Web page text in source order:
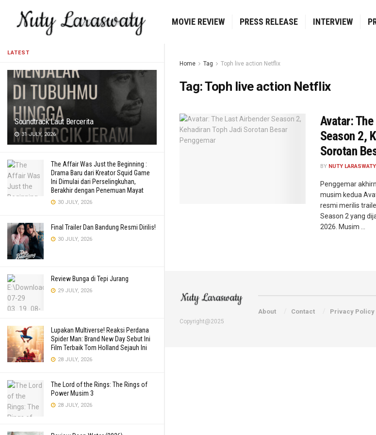
LATEST
Soundtrack Laut Bercerita
31 JULY, 2026
The Affair Was Just the Beginning :
Drama Baru dari Kreator Squid Game
Ini Dimulai dari Perselingkuhan,
Berakhir dengan Penemuan Mayat
30 JULY, 2026
Final Trailer Dan Bandung Resmi Dirilis!
30 JULY, 2026
Review Bunga di Tepi Jurang
29 JULY, 2026
Lupakan Multiverse! Reaksi Perdana
Spider Man: Brand New Day Sebut Ini
Film Terbaik Tom Holland Sejauh Ini
28 JULY, 2026
The Lord of the Rings: The Rings of
Power Musim 3
28 JULY, 2026
MOVIE REVIEW PRESS RELEASE INTERVIEW
Home Tag Toph live action Netflix
Tag:Toph live action Netflix
Avatar:
Season 2,
Sorotan
BY NUTY LARASWATY
Penggemar
musim kedua
resmi merilis
Season 2 yang
2026. Musim ...
Copyright@2025
About Contact Privacy Policy